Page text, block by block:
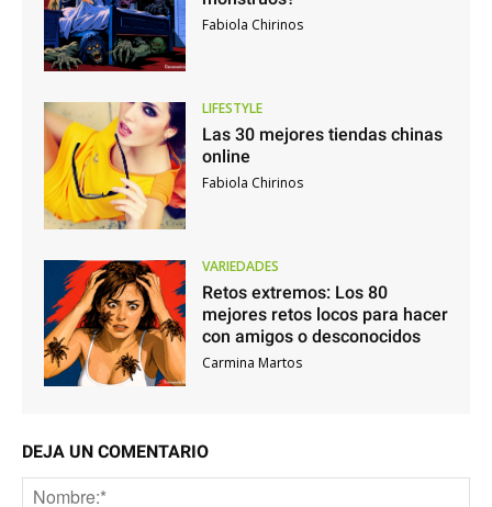
Fabiola Chirinos
LIFESTYLE
Las 30 mejores tiendas chinas
online
Fabiola Chirinos
VARIEDADES
Retos extremos: Los 80
mejores retos locos para hacer
con amigos o desconocidos
Carmina Martos
DEJA UN COMENTARIO